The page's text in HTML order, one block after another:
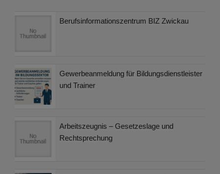
Berufsinformationszentrum BIZ Zwickau
Gewerbeanmeldung für Bildungsdienstleister
und Trainer
Arbeitszeugnis – Gesetzeslage und
Rechtsprechung